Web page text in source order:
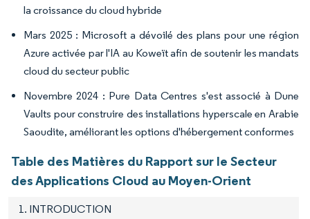
la croissance du cloud hybride
Mars 2025 : Microsoft a dévoilé des plans pour une région
Azure activée par l'IA au Koweït afin de soutenir les mandats
cloud du secteur public
Novembre 2024 : Pure Data Centres s'est associé à Dune
Vaults pour construire des installations hyperscale en Arabie
Saoudite, améliorant les options d'hébergement conformes
Table des Matières du Rapport sur le Secteur
des Applications Cloud au Moyen-Orient
1. INTRODUCTION